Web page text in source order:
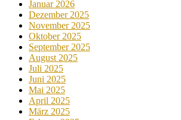
Januar 2026
Dezember 2025
November 2025
Oktober 2025
September 2025
August 2025
Juli 2025
Juni 2025
Mai 2025
April 2025
März 2025